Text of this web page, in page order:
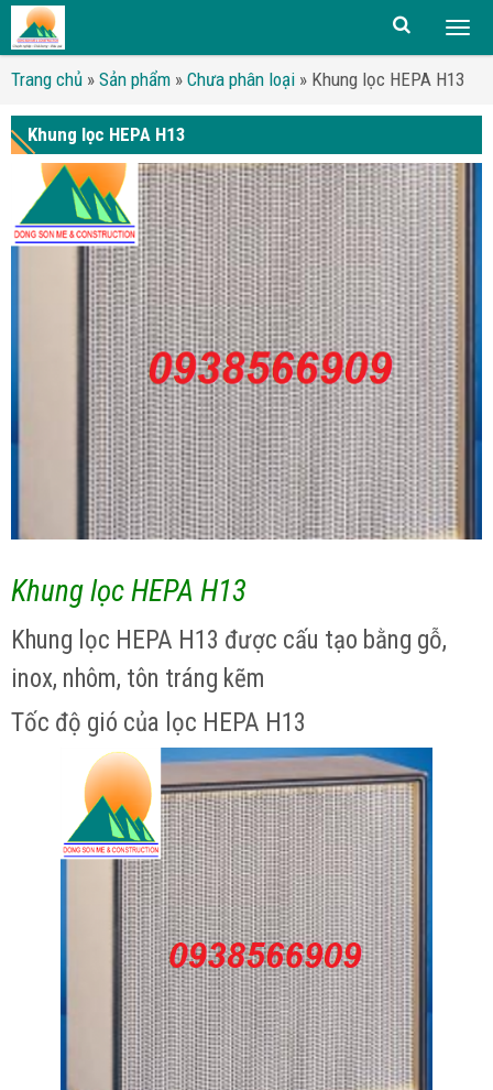
Trang chủ » Sản phẩm » Chưa phân loại » Khung lọc HEPA H13
Khung lọc HEPA H13
Khung lọc HEPA H13
Khung lọc HEPA H13 được cấu tạo bằng gỗ,
inox, nhôm, tôn tráng kẽm
Tốc độ gió của lọc HEPA H13